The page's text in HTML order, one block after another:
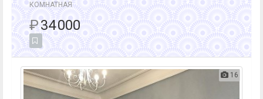
КОМНАТНАЯ
₽34 000
16